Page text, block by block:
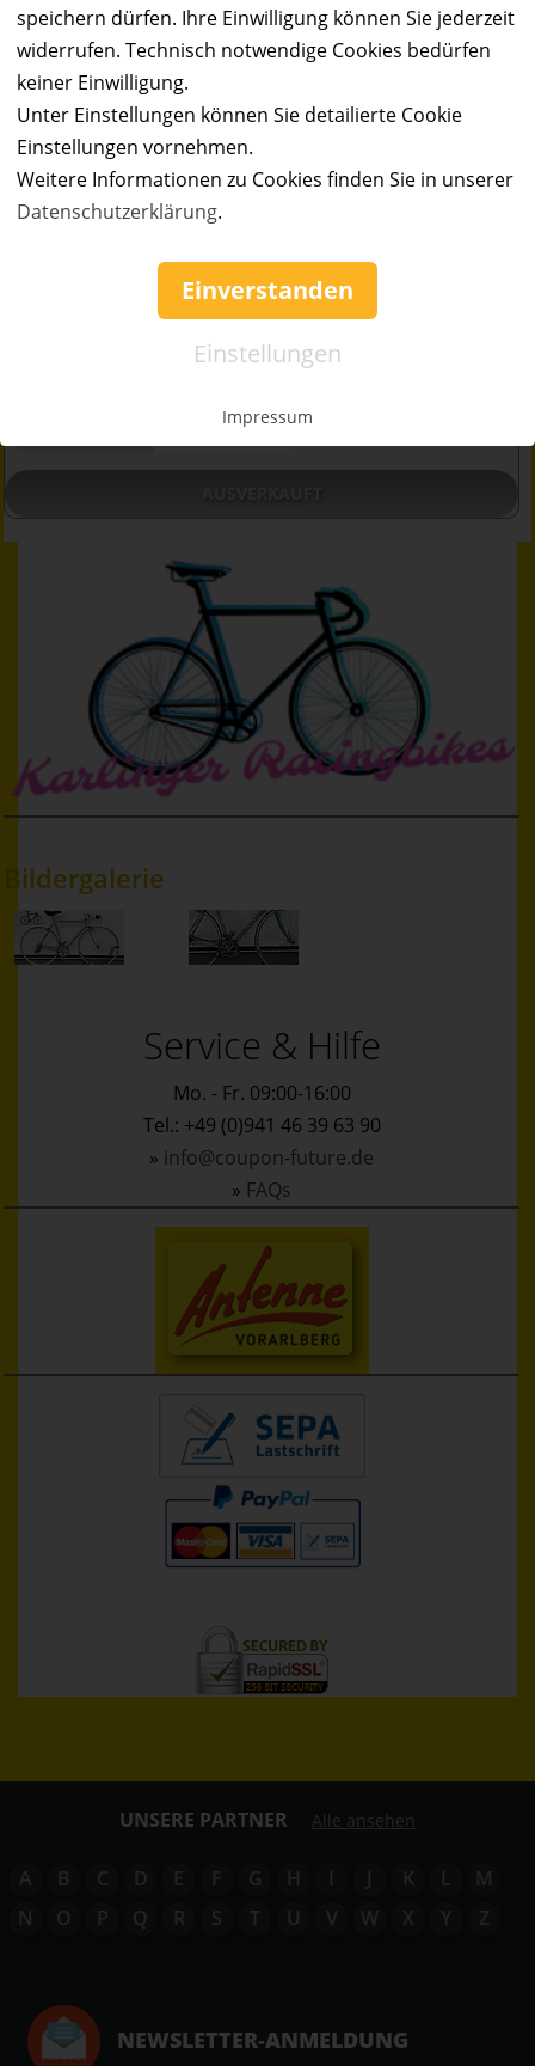
speichern dürfen. Ihre Einwilligung können Sie jederzeit
widerrufen. Technisch notwendige Cookies bedürfen
keiner Einwilligung.
Unter Einstellungen können Sie detailierte Cookie
Einstellungen vornehmen.
Weitere Informationen zu Cookies finden Sie in unserer
Datenschutzerklärung.
Einverstanden
Einstellungen
Impressum
Karlinger Racingbikes
Gutschein 50%
350,- €
Bildergalerie
Service & Hilfe
Mo. - Fr. 09:00-16:00
Tel.: +49 (0)941 46 39 63 90
» info@coupon-future.de
» FAQs
UNSERE PARTNER Alle ansehen
A B C D E F G H I J K L
M
N
O P Q R S T U V W X Y Z
NEWSLETTER-ANMELDUNG